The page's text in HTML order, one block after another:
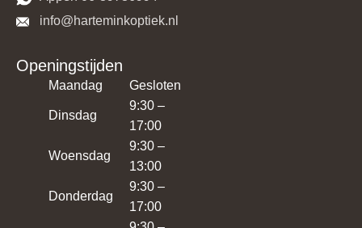
​​​ info@harteminkoptiek.nl
Openingstijden
Maandag Gesloten
Dinsdag
9:30 –
17:00
Woensdag
9:30 –
13:00
Donderdag
9:30 –
17:00